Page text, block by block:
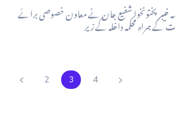
خیبر پختونخوا شفیع جان نے معاون خصوصی برائے
2 3 4